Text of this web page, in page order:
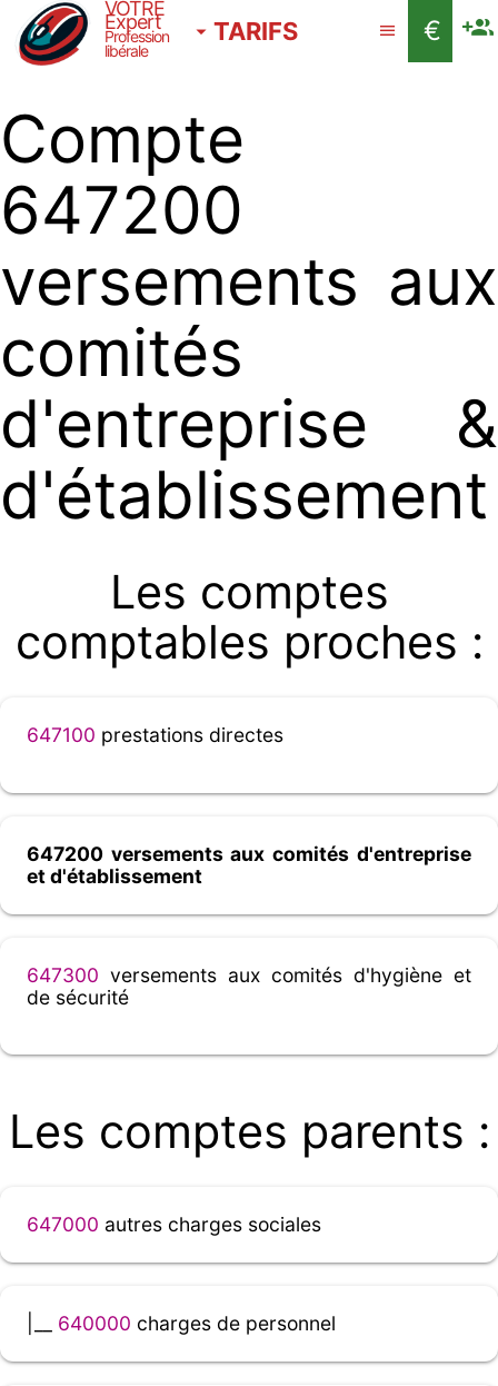
VOTRE
Expert
Profession
libérale
TARIFS €
Compte
647200
versements aux
comités
d'entreprise &
d'établissement
Les comptes
comptables proches :
647100 prestations directes
647200 versements aux comités d'entreprise
et d'établissement
647300 versements aux comités d'hygiène et
de sécurité
Les comptes parents :
647000 autres charges sociales
640000 charges de personnel